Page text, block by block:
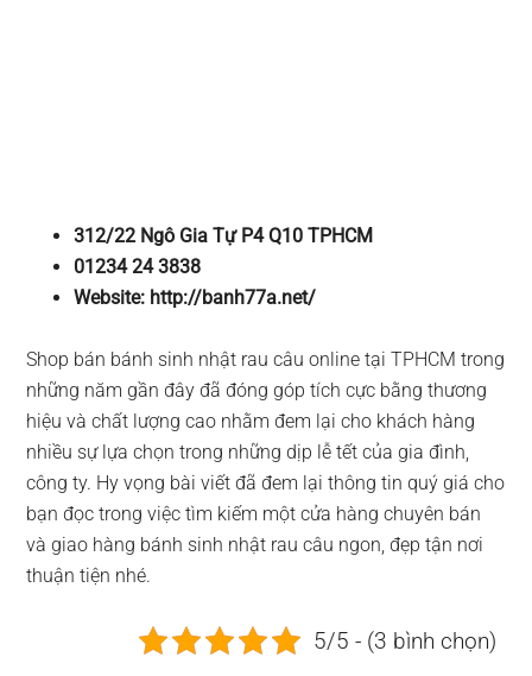
312/22 Ngô Gia Tự P4 Q10 TPHCM
01234 24 3838
Website: http://banh77a.net/
Shop bán bánh sinh nhật rau câu online tại TPHCM trong
những năm gần đây đã đóng góp tích cực bằng thương
hiệu và chất lượng cao nhằm đem lại cho khách hàng
nhiều sự lựa chọn trong những dịp lễ tết của gia đình,
công ty. Hy vọng bài viết đã đem lại thông tin quý giá cho
bạn đọc trong việc tìm kiếm một cửa hàng chuyên bán
và giao hàng bánh sinh nhật rau câu ngon, đẹp tận nơi
thuận tiện nhé.
5/5 - (3 bình chọn)